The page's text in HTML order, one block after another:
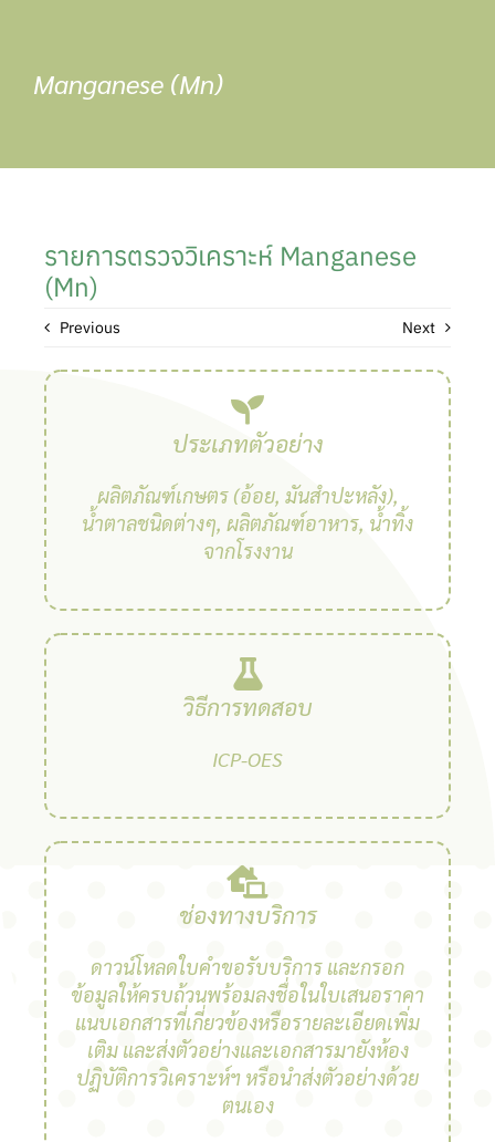
contentManganese (Mn)
รายการตรวจวิเคราะห์ Manganese
(Mn)
Previous Next
ประเภทตัวอย่าง
ผลิตภัณฑ์เกษตร (อ้อย, มันสำปะหลัง),
น้ำตาลชนิดต่างๆ, ผลิตภัณฑ์อาหาร, น้ำทิ้ง
จากโรงงาน
วิธีการทดสอบ
ICP-OES
ช่องทางบริการ
ดาวน์โหลดใบคำขอรับบริการ และกรอก
ข้อมูลให้ครบถ้วนพร้อมลงชื่อในใบเสนอราคา
แนบเอกสารที่เกี่ยวข้องหรือรายละเอียดเพิ่ม
เติม และส่งตัวอย่างและเอกสารมายังห้อง
ปฏิบัติการวิเคราะห์ฯ หรือนำส่งตัวอย่างด้วย
ตนเอง